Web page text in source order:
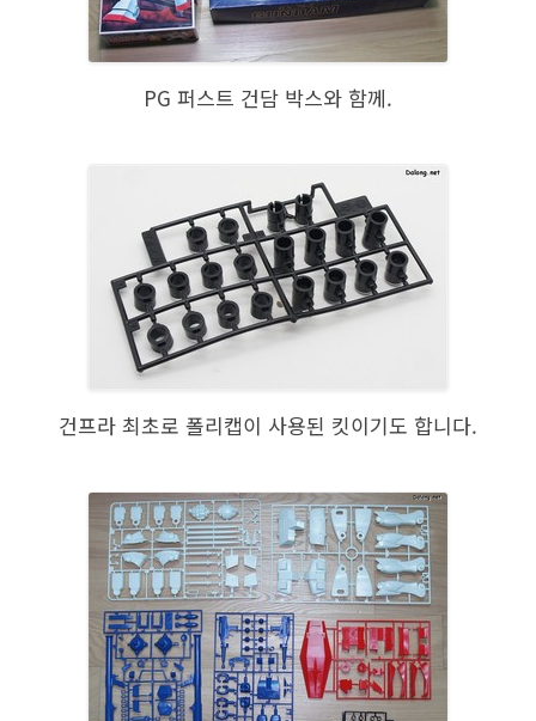
PG 퍼스트 건담 박스와 함께.
건프라 최초로 폴리캡이 사용된 킷이기도 합니다.